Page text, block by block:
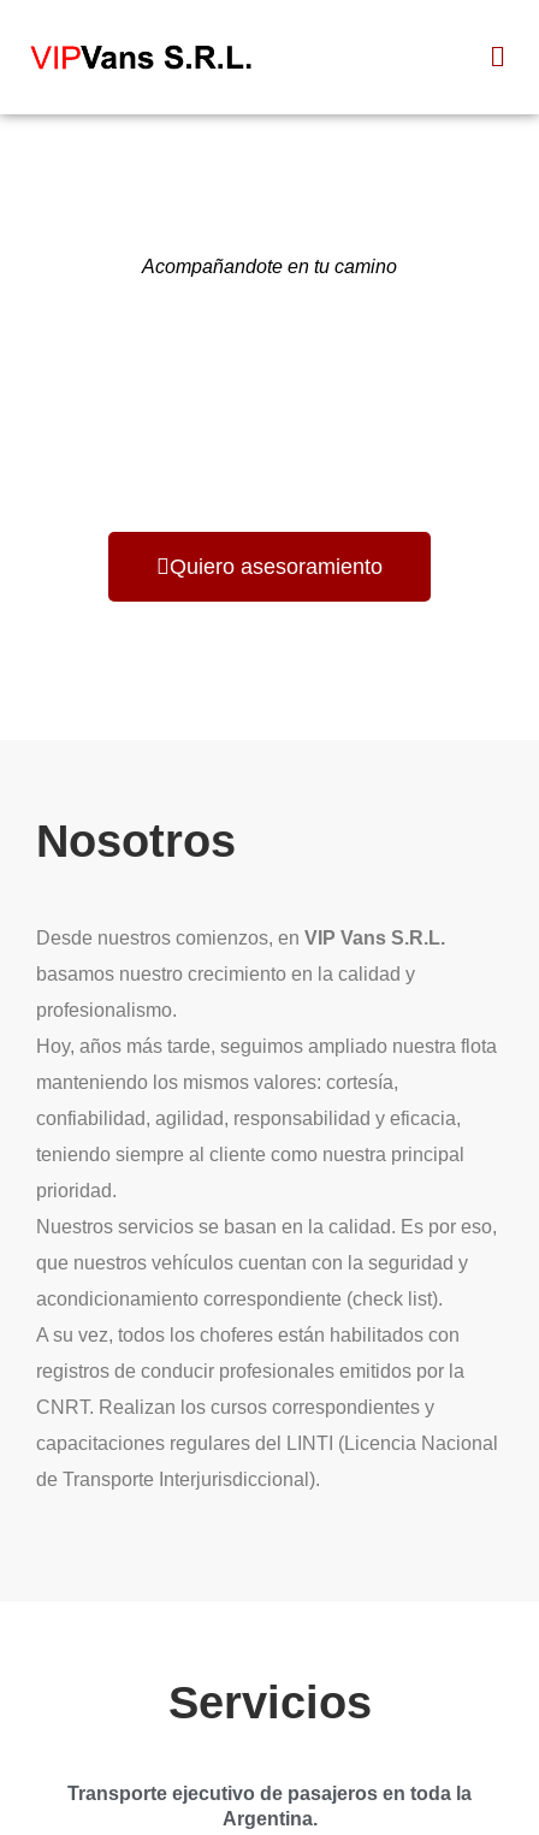
Acompañandote en tu camino
Quiero asesoramiento
Nosotros
Desde nuestros comienzos, en VIP Vans S.R.L.
basamos nuestro crecimiento en la calidad y
profesionalismo.
Hoy, años más tarde, seguimos ampliado nuestra flota
manteniendo los mismos valores: cortesía,
confiabilidad, agilidad, responsabilidad y eficacia,
teniendo siempre al cliente como nuestra principal
prioridad.
Nuestros servicios se basan en la calidad. Es por eso,
que nuestros vehículos cuentan con la seguridad y
acondicionamiento correspondiente (check list).
A su vez, todos los choferes están habilitados con
registros de conducir profesionales emitidos por la
CNRT. Realizan los cursos correspondientes y
capacitaciones regulares del LINTI (Licencia Nacional
de Transporte Interjurisdiccional).
Servicios
Transporte ejecutivo de pasajeros en toda la
Argentina.